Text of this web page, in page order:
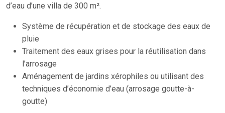
d’eau d’une villa de 300 m².
Système de récupération et de stockage des eaux de
pluie
Traitement des eaux grises pour la réutilisation dans
l’arrosage
Aménagement de jardins xérophiles ou utilisant des
techniques d’économie d’eau (arrosage goutte-à-
goutte)